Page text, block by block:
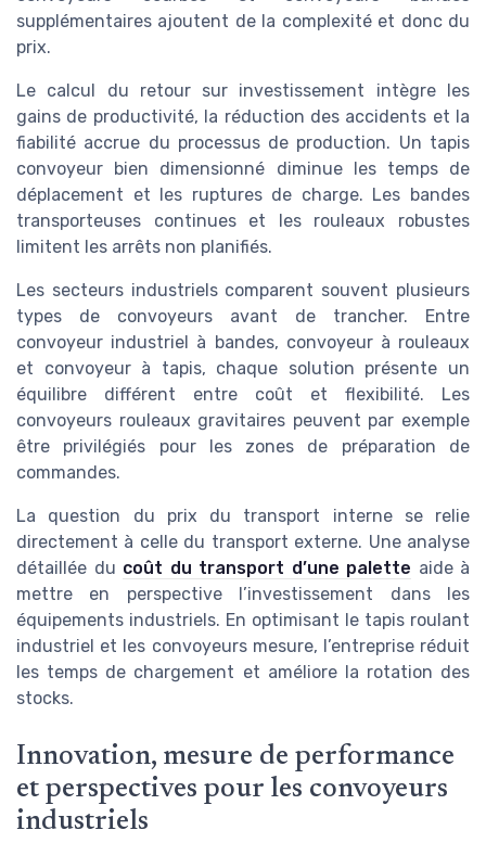
supplémentaires ajoutent de la complexité et donc du
prix.
Le calcul du retour sur investissement intègre les
gains de productivité, la réduction des accidents et la
fiabilité accrue du processus de production. Un tapis
convoyeur bien dimensionné diminue les temps de
déplacement et les ruptures de charge. Les bandes
transporteuses continues et les rouleaux robustes
limitent les arrêts non planifiés.
Les secteurs industriels comparent souvent plusieurs
types de convoyeurs avant de trancher. Entre
convoyeur industriel à bandes, convoyeur à rouleaux
et convoyeur à tapis, chaque solution présente un
équilibre différent entre coût et flexibilité. Les
convoyeurs rouleaux gravitaires peuvent par exemple
être privilégiés pour les zones de préparation de
commandes.
La question du prix du transport interne se relie
directement à celle du transport externe. Une analyse
détaillée du coût du transport d’une palette aide à
mettre en perspective l’investissement dans les
équipements industriels. En optimisant le tapis roulant
industriel et les convoyeurs mesure, l’entreprise réduit
les temps de chargement et améliore la rotation des
stocks.
Innovation, mesure de performance
et perspectives pour les convoyeurs
industriels